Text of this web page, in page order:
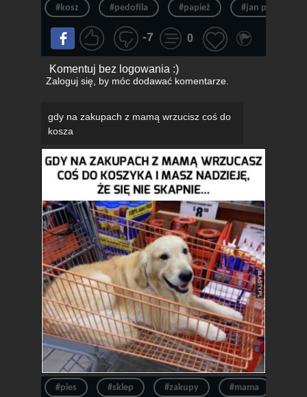
#kosz #pedofila #papież #jan paweł ii
-7 0
Komentuj bez logowania :)
Zaloguj się, by móc dodawać komentarze.
gdy na zakupach z mamą wrzucisz coś do
kosza
#pies #sklep #zakupy #mama